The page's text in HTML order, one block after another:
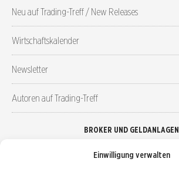
Einwilligung verwalten
Neu auf Trading-Treff / New Releases
Wirtschaftskalender
Newsletter
Autoren auf Trading-Treff
BROKER UND GELDANLAGEN